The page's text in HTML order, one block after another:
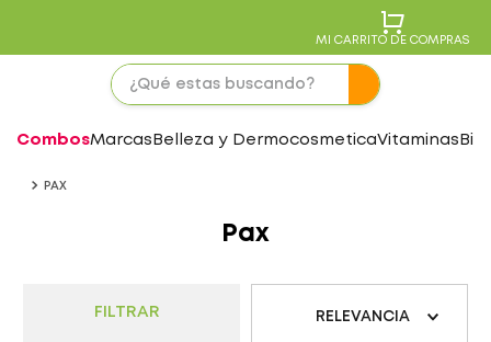
MI CARRITO DE COMPRAS
CombosMarcas Belleza y DermocosmeticaVitaminas
PAX
Pax
FILTRAR RELEVANCIA